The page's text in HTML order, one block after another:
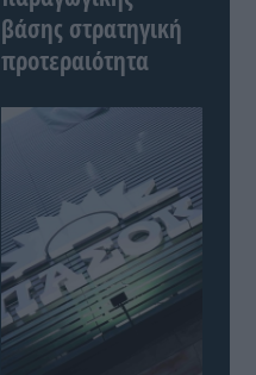
βάσης στρατηγική
προτεραιότητα